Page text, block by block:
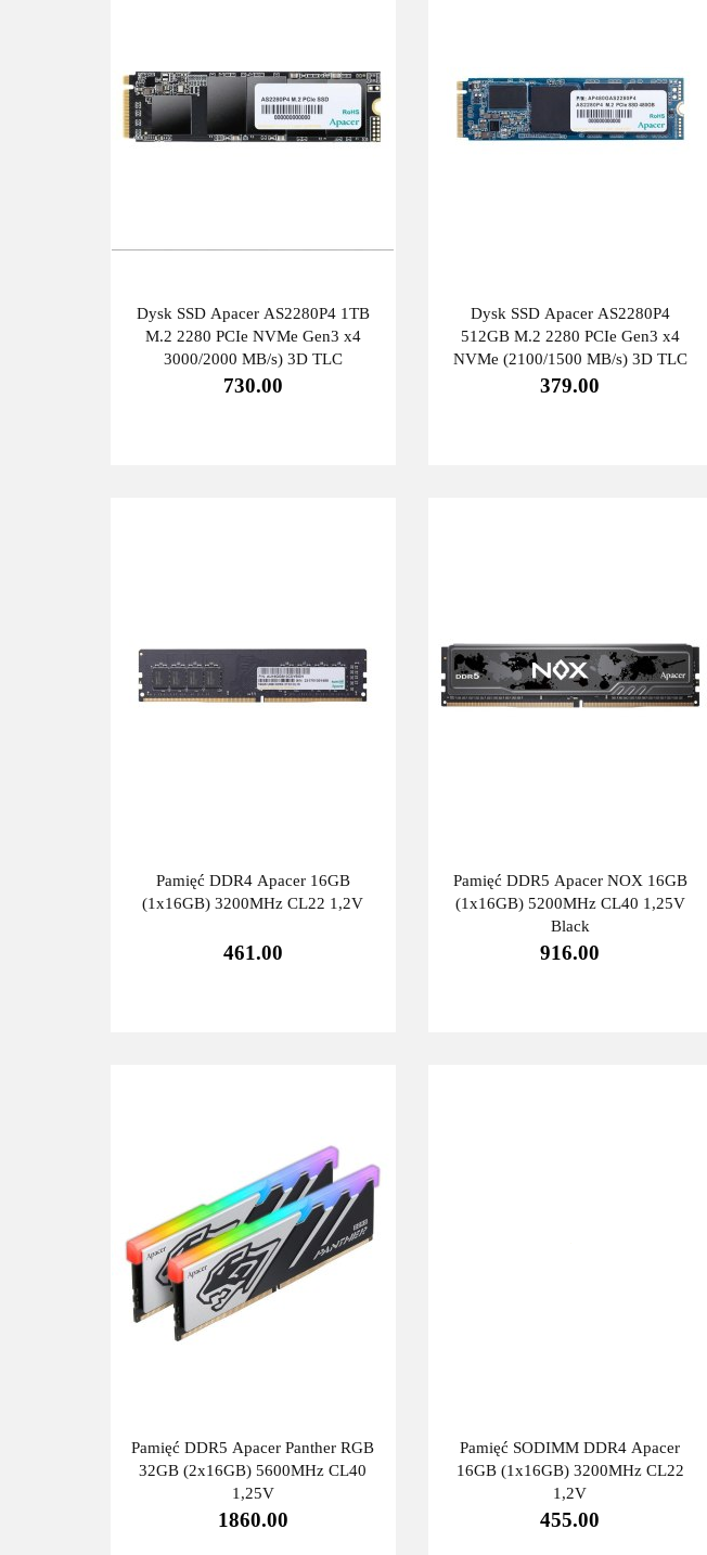
Dysk SSD Apacer AS2280P4 1TB
M.2 2280 PCIe NVMe Gen3 x4
3000/2000 MB/s) 3D TLC
730.00
Dysk SSD Apacer AS2280P4
512GB M.2 2280 PCIe Gen3 x4
NVMe (2100/1500 MB/s) 3D TLC
379.00
Pamięć DDR4 Apacer 16GB
(1x16GB) 3200MHz CL22 1,2V
461.00
Pamięć DDR5 Apacer NOX 16GB
(1x16GB) 5200MHz CL40 1,25V
Black
916.00
Pamięć DDR5 Apacer Panther RGB
32GB (2x16GB) 5600MHz CL40
1,25V
1860.00
Pamięć SODIMM DDR4 Apacer
16GB (1x16GB) 3200MHz CL22
1,2V
455.00